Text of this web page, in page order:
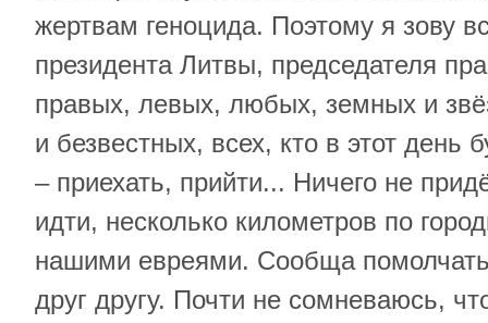
жертвам геноцида. Поэтому я зову
президента Литвы, председателя
правых, левых, любых, земных и
и безвестных, всех, кто в этот день
– приехать, прийти... Ничего не
идти, несколько километров по
нашими евреями. Сообща
друг другу. Почти не сомневаюсь,